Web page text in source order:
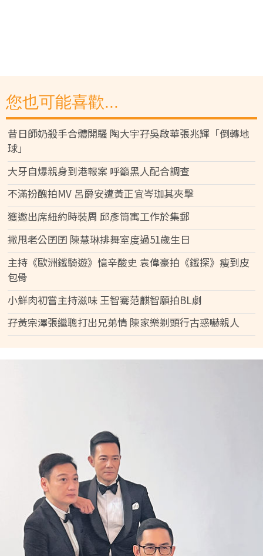
您也可能喜歡...
昔日師奶殺手合體開騷 陶大宇孖吳啟華張兆輝「倒轉地
球」
大牙自爆親身到港報案 呼籲黑人配合調查
不滿扮醜拍MV 呂爵安遭黃正宜岑珈其夾擊
獲邀出席紐約時裝周 邱彥筒寓工作於集郵
撇甩老公囝囝 陳慧琳排舞室度過51歲生日
主持《歐洲鐵騎遊》憶辛酸史 袁偉豪拍《鐵探》瘦到皮
包骨
小鮮肉初嘗主持滋味 王智騫范麒智願拍BL劇
孖黃宗澤張繼聰打出兄弟情 陳家樂剃頭行古惑嚇親人